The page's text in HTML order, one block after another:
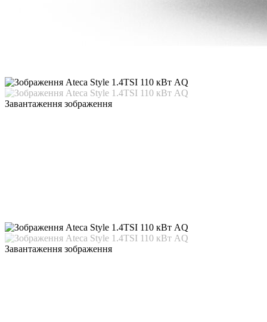
Завантаження зображення
Завантаження зображення